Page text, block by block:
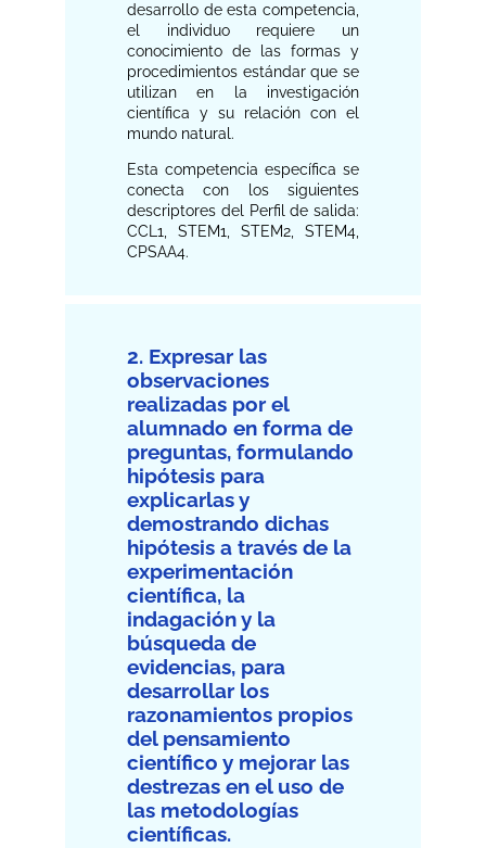
desarrollo de esta competencia,
el individuo requiere un
conocimiento de las formas y
procedimientos estándar que se
utilizan en la investigación
científica y su relación con el
mundo natural.
Esta competencia específica se
conecta con los siguientes
descriptores del Perfil de salida:
CCL1, STEM1, STEM2, STEM4,
CPSAA4.
2. Expresar las
observaciones
realizadas por el
alumnado en forma de
preguntas, formulando
hipótesis para
explicarlas y
demostrando dichas
hipótesis a través de la
experimentación
científica, la
indagación y la
búsqueda de
evidencias, para
desarrollar los
razonamientos propios
del pensamiento
científico y mejorar las
destrezas en el uso de
las metodologías
científicas.